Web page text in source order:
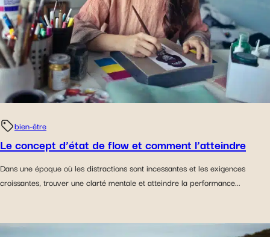
bien-être
Le concept d’état de flow et comment l’atteindre
Dans une époque où les distractions sont incessantes et les exigences
croissantes, trouver une clarté mentale et atteindre la performance...